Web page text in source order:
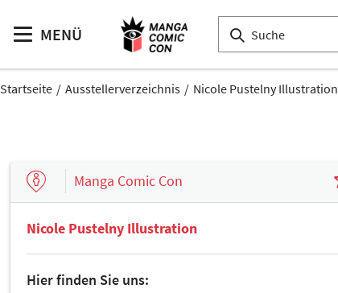
MENÜ
Startseite Ausstellerverzeichnis Nicole Pustelny Illustration
Manga Comic Con
Nicole Pustelny Illustration
Hier finden Sie uns: